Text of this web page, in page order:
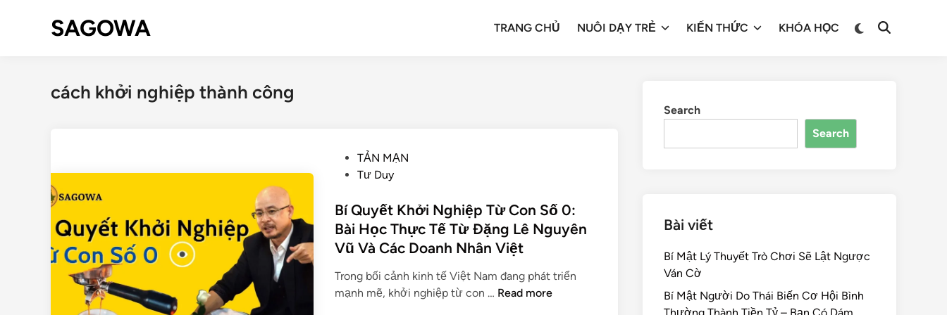
SAGOWA TRANG CHỦ NUÔI DẠY TRẺ KIẾN THỨC KHÓA HỌC
cách khởi nghiệp thành công
TẢN MẠN
Tư Duy
Bí Quyết Khởi Nghiệp Từ Con Số 0:
Bài Học Thực Tế Từ Đặng Lê Nguyên
Vũ Và Các Doanh Nhân Việt
Trong bối cảnh kinh tế Việt Nam đang phát triển
mạnh mẽ, khởi nghiệp từ con … Read more
Search
Search
Bài viết
Bí Mật Lý Thuyết Trò Chơi Sẽ Lật Ngược
Ván Cờ
Bí Mật Người Do Thái Biến Cơ Hội Bình